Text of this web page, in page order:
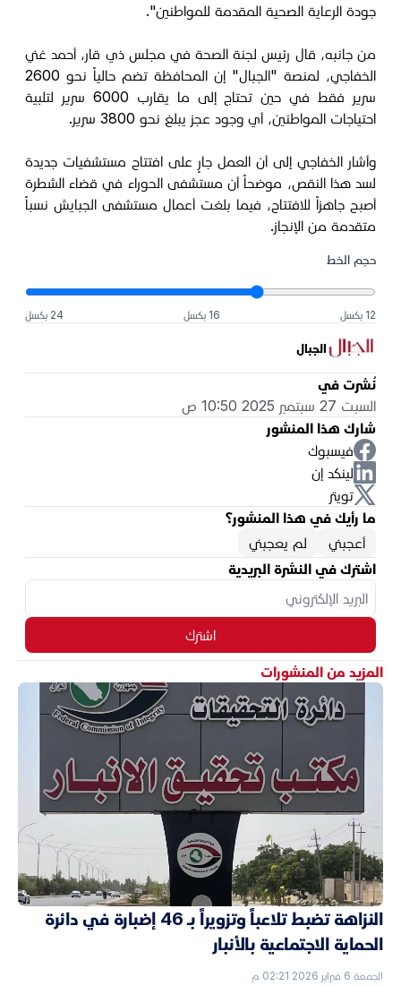
جودة الرعاية الصحية المقدمة للمواطنين".
من جانبه، قال رئيس لجنة الصحة في مجلس ذي قار، أحمد غني
الخفاجي، لمنصة "الجبال" إن المحافظة تضم حالياً نحو 2600
سرير فقط في حين تحتاج إلى ما يقارب 6000 سرير لتلبية
احتياجات المواطنين، أي وجود عجز يبلغ نحو 3800 سرير.
وأشار الخفاجي إلى أن العمل جارٍ على افتتاح مستشفيات جديدة
لسد هذا النقص، موضحاً أن مستشفى الحوراء في قضاء الشطرة
أصبح جاهزاً للافتتاح، فيما بلغت أعمال مستشفى الجبايش نسباً
متقدمة من الإنجاز.
حجم الخط
12 بكسل 16 بكسل 24 بكسل
الجبال
نُشرت في
السبت 27 سبتمبر 2025 10:50 ص
شارك هذا المنشور
فيسبوك
لينكد إن
تويتر
ما رأيك في هذا المنشور؟
أعجبني
لم يعجبني
اشترك في النشرة البريدية
اشترك
المزيد من المنشورات
النزاهة تضبط تلاعباً وتزويراً بـ 46 إضبارة في دائرة
الحماية الاجتماعية بالأنبار
الجمعة 6 فبراير 2026 02:21 م